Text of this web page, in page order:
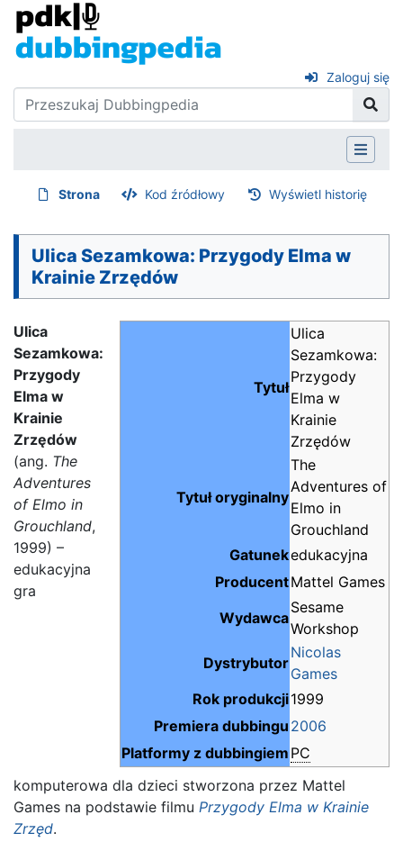
Zaloguj się
Strona Kod źródłowy Wyświetl historię
Ulica Sezamkowa: Przygody Elma w
Krainie Zrzędów
Tytuł
Ulica
Sezamkowa:
Przygody
Elma w
Krainie
Zrzędów
Tytuł oryginalny
The
Adventures of
Elmo in
Grouchland
Gatunekedukacyjna
ProducentMattel Games
Wydawca
Sesame
Workshop
Dystrybutor
Nicolas
Games
Rok produkcji1999
Premiera dubbingu 2006
Platformy z dubbingiem PC
Ulica
Sezamkowa:
Przygody
Elma w
Krainie
Zrzędów
(ang. The
Adventures
of Elmo in
Grouchland,
1999) –
edukacyjna
gra
komputerowa dla dzieci stworzona przez Mattel
Games na podstawie filmu Przygody Elma w Krainie
Zrzęd.